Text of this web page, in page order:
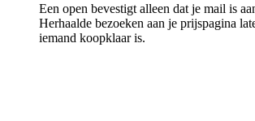
Een open bevestigt alleen dat je mail is
Herhaalde bezoeken aan je prijspagina
iemand koopklaar is.